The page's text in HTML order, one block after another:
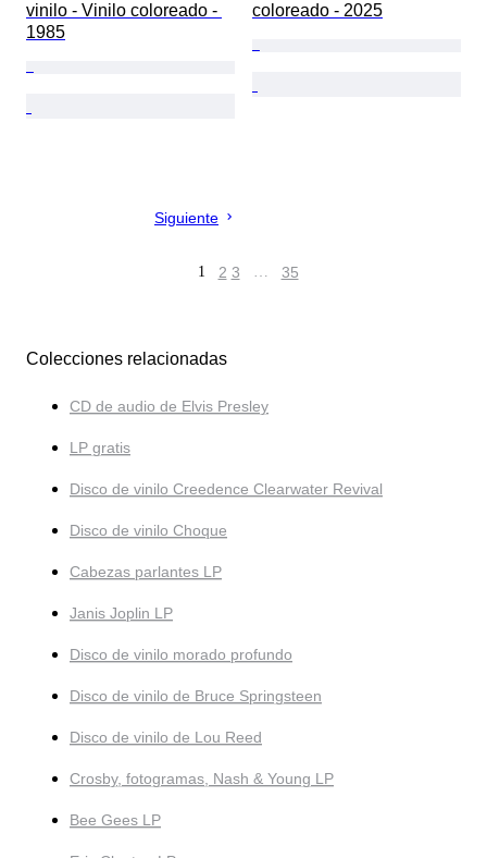
vinilo - Vinilo coloreado -
1985
coloreado - 2025
Siguiente
1 2 3 … 35
Colecciones relacionadas
CD de audio de Elvis Presley
LP gratis
Disco de vinilo Creedence Clearwater Revival
Disco de vinilo Choque
Cabezas parlantes LP
Janis Joplin LP
Disco de vinilo morado profundo
Disco de vinilo de Bruce Springsteen
Disco de vinilo de Lou Reed
Crosby, fotogramas, Nash & Young LP
Bee Gees LP